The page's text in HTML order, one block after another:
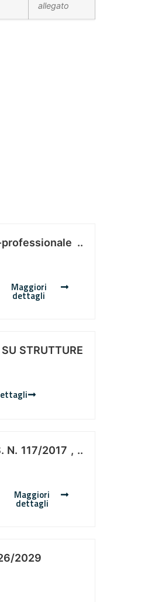
allegato
..
Maggiori
dettagli
STRUTTURE
N. 117/2017 , ..
Maggiori
dettagli
2029